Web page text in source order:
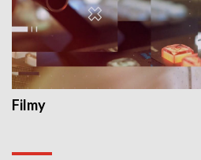
Filmy